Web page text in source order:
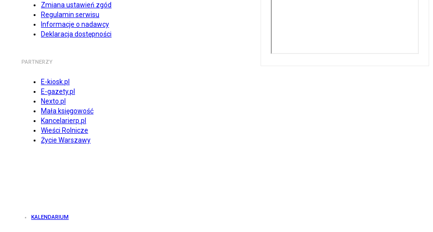
Zmiana ustawień zgód
Regulamin serwisu
Informacje o nadawcy
Deklaracja dostępności
PARTNERZY
E-kiosk.pl
E-gazety.pl
Nexto.pl
Mała księgowość
Kancelarierp.pl
Wieści Rolnicze
Życie Warszawy
KALENDARIUM